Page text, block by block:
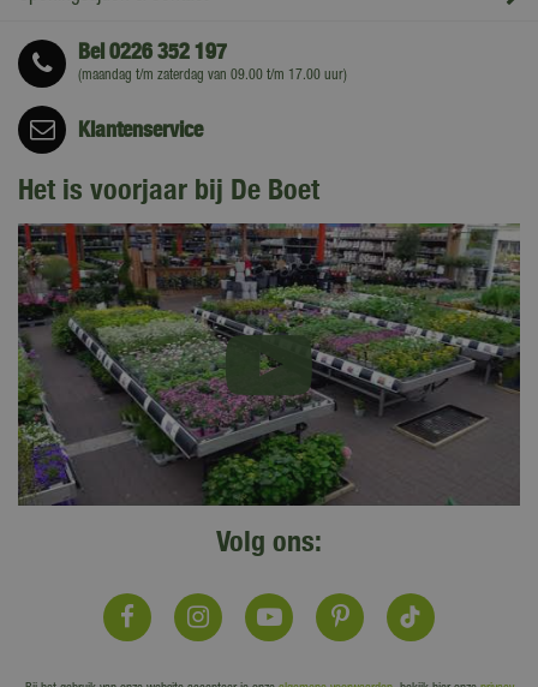
Bel0226 352 197
(maandag t/m zaterdag van 09.00 t/m 17.00 uur)
Klantenservice
Het is voorjaar bij De Boet
Volg ons: